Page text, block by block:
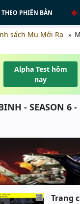
THEO PHIÊN BẢN
sách Mu Mới Ra
Alpha Test hôm
nay
- SEASON 6
Trang